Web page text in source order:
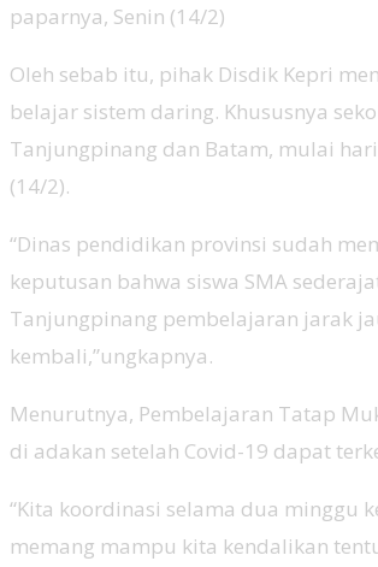
paparnya, Senin (14/2)
Oleh sebab itu, pihak Disdik Kepri
belajar sistem daring. Khususnya
Tanjungpinang dan Batam, mulai
(14/2).
“Dinas pendidikan provinsi sudah
keputusan bahwa siswa SMA
Tanjungpinang pembelajaran jarak
kembali,”ungkapnya.
Menurutnya, Pembelajaran Tatap
di adakan setelah Covid-19 dapat
“Kita koordinasi selama dua minggu
memang mampu kita kendalikan